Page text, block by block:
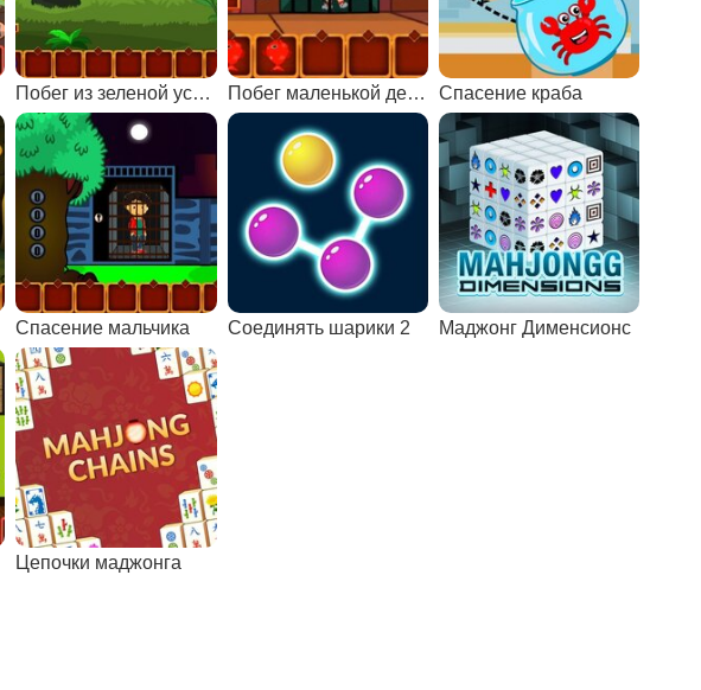
Побег из зеленой усадьбы Побег маленькой девочки Спасение краба
Спасение мальчика Соединять шарики 2 Маджонг Дименсионс
Цепочки маджонга